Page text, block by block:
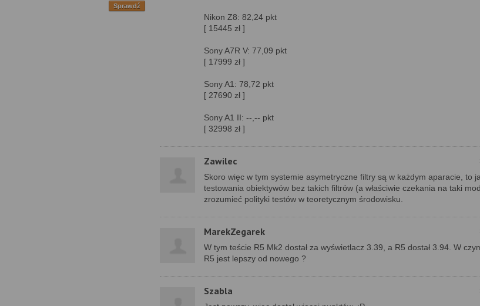
Sprawdź
Nikon Z8: 82,24 pkt
[ 15445 zł ]
Sony A7R V: 77,09 pkt
[ 17999 zł ]
Sony A1: 78,72 pkt
[ 27690 zł ]
Sony A1 II: --,-- pkt
[ 32998 zł ]
Zawilec
Skoro więc w tym systemie asymetryczne filtry są w każdym aparacie, to
testowania obiektywów bez takich filtrów (a właściwie czekania na taki
zrozumieć polityki testów w teoretycznym środowisku.
MarekZegarek
W tym teście R5 Mk2 dostał za wyświetlacz 3.39, a R5 dostał 3.94. W
R5 jest lepszy od nowego ?
Szabla